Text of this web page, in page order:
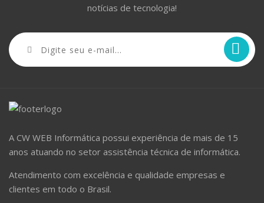
notícias de tecnologia!
A CW WEB Informática possui experiência de mais de 15
anos atuando no setor assistência técnica de informática.
Atendimento com excelência e qualidade empresas e
clientes em todo o Brasil.